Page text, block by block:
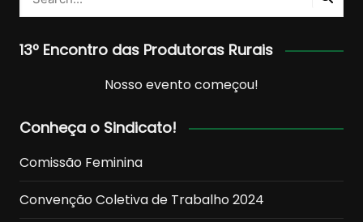
13º Encontro das Produtoras Rurais
Nosso evento começou!
Conheça o Sindicato!
Comissão Feminina
Convenção Coletiva de Trabalho 2024